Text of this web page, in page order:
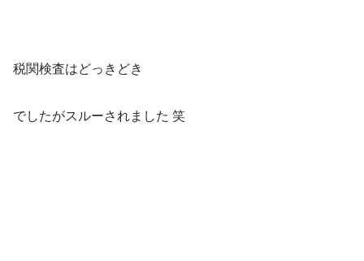
税関検査はどっきどき
でしたがスルーされました 笑